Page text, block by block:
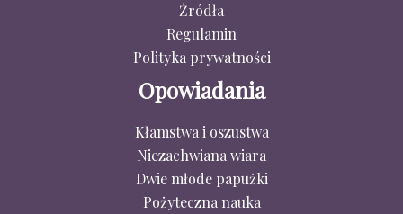
Źródła
Regulamin
Polityka prywatności
Opowiadania
Kłamstwa i oszustwa
Niezachwiana wiara
Dwie młode papużki
Pożyteczna nauka